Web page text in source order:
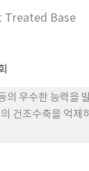
Treated Base
우수한 능력을
건조수축을 억제